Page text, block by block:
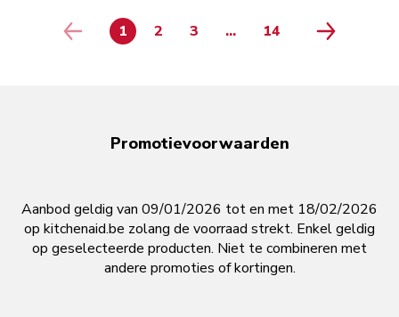
PAGE
1 PAGE
2 PAGE
3 page 4
page 5
page 6
page 7
page 8
page 9
page 10
page 11
page 12
page 13
... PAGE
14
Promotievoorwaarden
Aanbod geldig van 09/01/2026 tot en met 18/02/2026
op kitchenaid.be zolang de voorraad strekt. Enkel geldig
op geselecteerde producten. Niet te combineren met
andere promoties of kortingen.